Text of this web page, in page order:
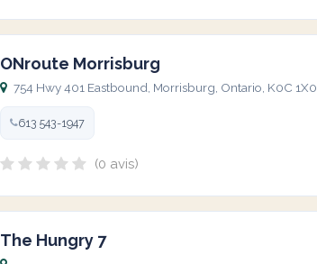
ONroute Morrisburg
754 Hwy 401 Eastbound, Morrisburg, Ontario, K0C 1X0
613 543-1947
(0 avis)
The Hungry 7